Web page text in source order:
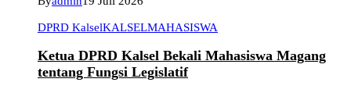
DPRD KalselKALSELMAHASISWA
Ketua DPRD Kalsel Bekali Mahasiswa Magang
tentang Fungsi Legislatif